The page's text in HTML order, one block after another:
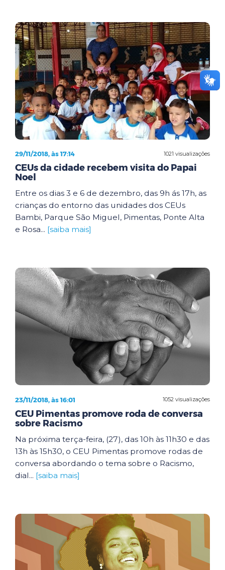
1021 visualizações
29/11/2018, às 17:14
CEUs da cidade recebem visita do Papai
Noel
Entre os dias 3 e 6 de dezembro, das 9h ás 17h, as
crianças do entorno das unidades dos CEUs
Bambi, Parque São Miguel, Pimentas, Ponte Alta
e Rosa... [saiba mais]
1052 visualizações
23/11/2018, às 16:01
CEU Pimentas promove roda de conversa
sobre Racismo
Na próxima terça-feira, (27), das 10h às 11h30 e das
13h às 15h30, o CEU Pimentas promove rodas de
conversa abordando o tema sobre o Racismo,
dial... [saiba mais]